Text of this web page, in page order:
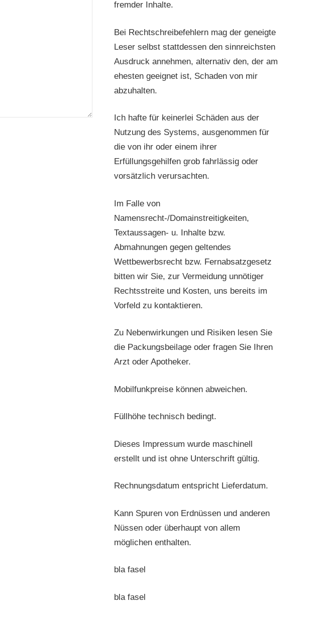
fremder Inhalte.
Bei Rechtschreibefehlern mag der geneigte
Leser selbst stattdessen den sinnreichsten
Ausdruck annehmen, alternativ den, der am
ehesten geeignet ist, Schaden von mir
abzuhalten.
Ich hafte für keinerlei Schäden aus der
Nutzung des Systems, ausgenommen für
die von ihr oder einem ihrer
Erfüllungsgehilfen grob fahrlässig oder
vorsätzlich verursachten.
Im Falle von
Namensrecht-/Domainstreitigkeiten,
Textaussagen- u. Inhalte bzw.
Abmahnungen gegen geltendes
Wettbewerbsrecht bzw. Fernabsatzgesetz
bitten wir Sie, zur Vermeidung unnötiger
Rechtsstreite und Kosten, uns bereits im
Vorfeld zu kontaktieren.
Zu Nebenwirkungen und Risiken lesen Sie
die Packungsbeilage oder fragen Sie Ihren
Arzt oder Apotheker.
Mobilfunkpreise können abweichen.
Füllhöhe technisch bedingt.
Dieses Impressum wurde maschinell
erstellt und ist ohne Unterschrift gültig.
Rechnungsdatum entspricht Lieferdatum.
Kann Spuren von Erdnüssen und anderen
Nüssen oder überhaupt von allem
möglichen enthalten.
bla fasel
bla fasel